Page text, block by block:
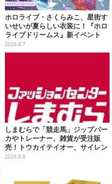
ホロライブ・さくらみこ、星街す
いせいが夏らしい衣装に！『ホロ
ライブドリームス』新イベント
「シンクロする夏のスパークル」
開幕
2026.8.7
しまむらで「競走馬」ジップパー
カやトレーナー、雑貨が受注販
売！トウカイテイオー、サイレン
ススズカなど名馬をデザイン
2026.8.8